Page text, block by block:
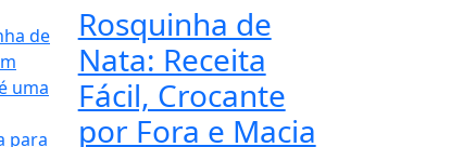
Rosquinha de
Nata: Receita
Fácil, Crocante
por Fora e Macia